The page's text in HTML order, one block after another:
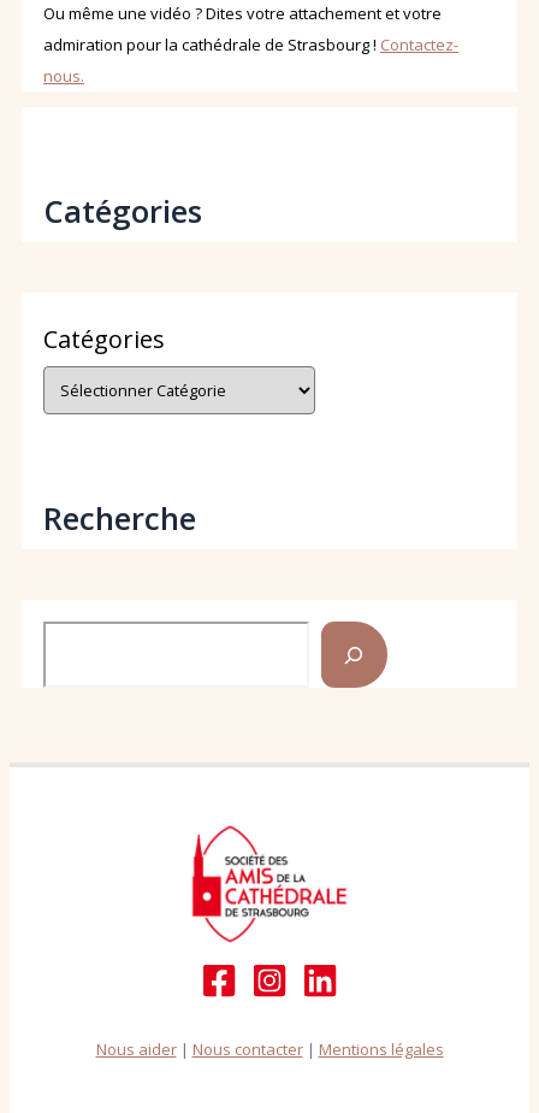
Ou même une vidéo ? Dites votre attachement et votre
admiration pour la cathédrale de Strasbourg ! Contactez-
nous.
Catégories
Catégories
Recherche
Nous aider| Nous contacter| Mentions légales